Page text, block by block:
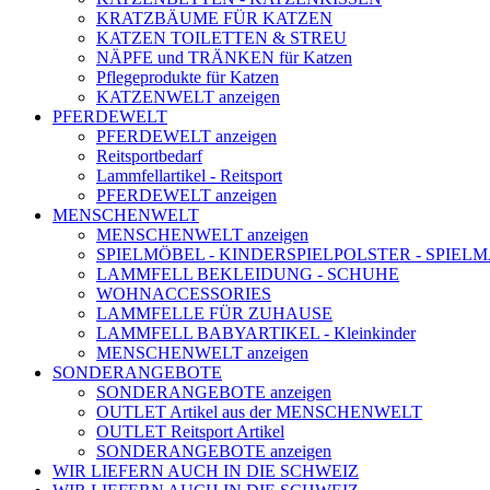
KRATZBÄUME FÜR KATZEN
KATZEN TOILETTEN & STREU
NÄPFE und TRÄNKEN für Katzen
Pflegeprodukte für Katzen
KATZENWELT anzeigen
PFERDEWELT
PFERDEWELT anzeigen
Reitsportbedarf
Lammfellartikel - Reitsport
PFERDEWELT anzeigen
MENSCHENWELT
MENSCHENWELT anzeigen
SPIELMÖBEL - KINDERSPIELPOLSTER -
LAMMFELL BEKLEIDUNG - SCHUHE
WOHNACCESSORIES
LAMMFELLE FÜR ZUHAUSE
LAMMFELL BABYARTIKEL - Kleinkinder
MENSCHENWELT anzeigen
SONDERANGEBOTE
SONDERANGEBOTE anzeigen
OUTLET Artikel aus der MENSCHENWELT
OUTLET Reitsport Artikel
SONDERANGEBOTE anzeigen
WIR LIEFERN AUCH IN DIE SCHWEIZ